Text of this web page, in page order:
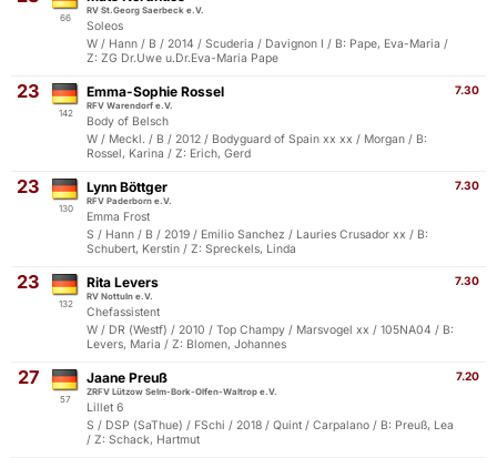
66
RV St.Georg Saerbeck e.V.
Soleos
W / Hann / B / 2014 / Scuderia / Davignon I / B: Pape, Eva-Maria /
Z: ZG Dr.Uwe u.Dr.Eva-Maria Pape
23
142
7.30
Emma-Sophie Rossel
RFV Warendorf e.V.
Body of Belsch
W / Meckl. / B / 2012 / Bodyguard of Spain xx xx / Morgan / B:
Rossel, Karina / Z: Erich, Gerd
23
130
7.30
Lynn Böttger
RFV Paderborn e.V.
Emma Frost
S / Hann / B / 2019 / Emilio Sanchez / Lauries Crusador xx / B:
Schubert, Kerstin / Z: Spreckels, Linda
23
132
7.30
Rita Levers
RV Nottuln e.V.
Chefassistent
W / DR (Westf) / 2010 / Top Champy / Marsvogel xx / 105NA04 / B:
Levers, Maria / Z: Blomen, Johannes
27
57
7.20
Jaane Preuß
ZRFV Lützow Selm-Bork-Olfen-Waltrop e.V.
Lillet 6
S / DSP (SaThue) / FSchi / 2018 / Quint / Carpalano / B: Preuß, Lea
/ Z: Schack, Hartmut